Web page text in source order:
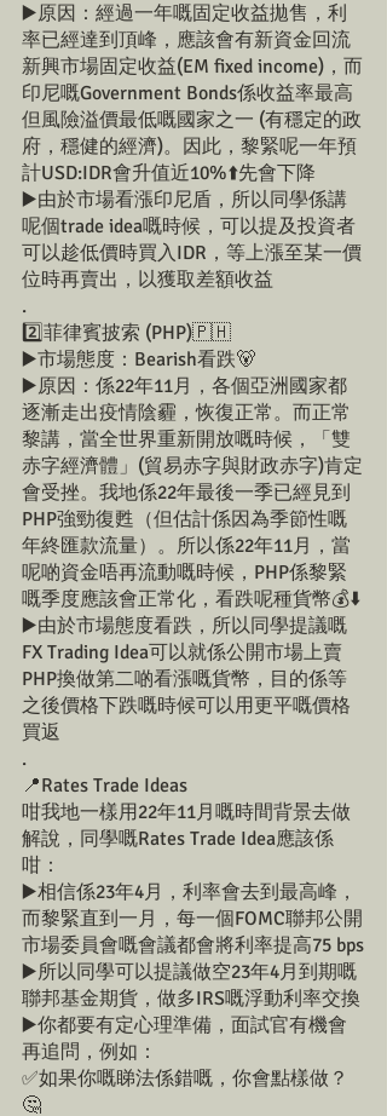
▶️原因：經過一年嘅固定收益拋售，利
率已經達到頂峰，應該會有新資金回流
新興市場固定收益(EM fixed income)，而
印尼嘅Government Bonds係收益率最高
但風險溢價最低嘅國家之一 (有穩定的政
府，穩健的經濟)。因此，黎緊呢一年預
計USD:IDR會升值近10%⬆️先會下降
▶️由於市場看漲印尼盾，所以同學係講
呢個trade idea嘅時候，可以提及投資者
可以趁低價時買入IDR，等上漲至某一價
位時再賣出，以獲取差額收益
.
2️⃣菲律賓披索 (PHP)🇵🇭
▶️市場態度：Bearish看跌🐻
▶️原因：係22年11月，各個亞洲國家都
逐漸走出疫情陰霾，恢復正常。而正常
黎講，當全世界重新開放嘅時候，「雙
赤字經濟體」(貿易赤字與財政赤字)肯定
會受挫。我地係22年最後一季已經見到
PHP強勁復甦（但估計係因為季節性嘅
年終匯款流量）。所以係22年11月，當
呢啲資金唔再流動嘅時候，PHP係黎緊
嘅季度應該會正常化，看跌呢種貨幣💰⬇️
▶️由於市場態度看跌，所以同學提議嘅
FX Trading Idea可以就係公開市場上賣
PHP換做第二啲看漲嘅貨幣，目的係等
之後價格下跌嘅時候可以用更平嘅價格
買返
.
📍Rates Trade Ideas
咁我地一樣用22年11月嘅時間背景去做
解說，同學嘅Rates Trade Idea應該係
咁：
▶️相信係23年4月，利率會去到最高峰，
而黎緊直到一月，每一個FOMC聯邦公開
市場委員會嘅會議都會將利率提高75 bps
▶️所以同學可以提議做空23年4月到期嘅
聯邦基金期貨，做多IRS嘅浮動利率交換
▶️你都要有定心理準備，面試官有機會
再追問，例如：
✅如果你嘅睇法係錯嘅，你會點樣做？
🤔